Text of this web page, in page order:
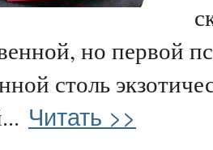
но первой
столь
Читать >>